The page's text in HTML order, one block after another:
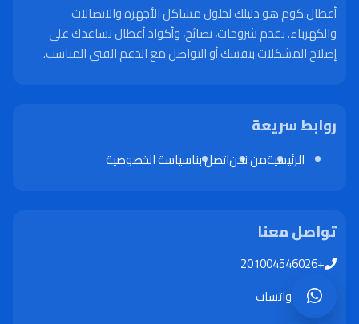
أعطال.كوم هو دليلك لحلول مشاكل الأجهزة والاتصالات
والكهرباء. نقدم شروحات، نصائح، وأكواد أعطال تساعدك على
إصلاح المشكلات بنفسك أو التواصل مع الدعم الفني المناسب.
روابط سريعة
الرئيسيةمن نحناتصل بناسياسة الخصوصية
تواصل معنا
+201004546026
واتساب